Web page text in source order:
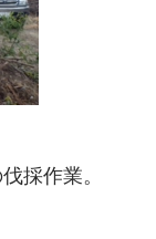
採作業。